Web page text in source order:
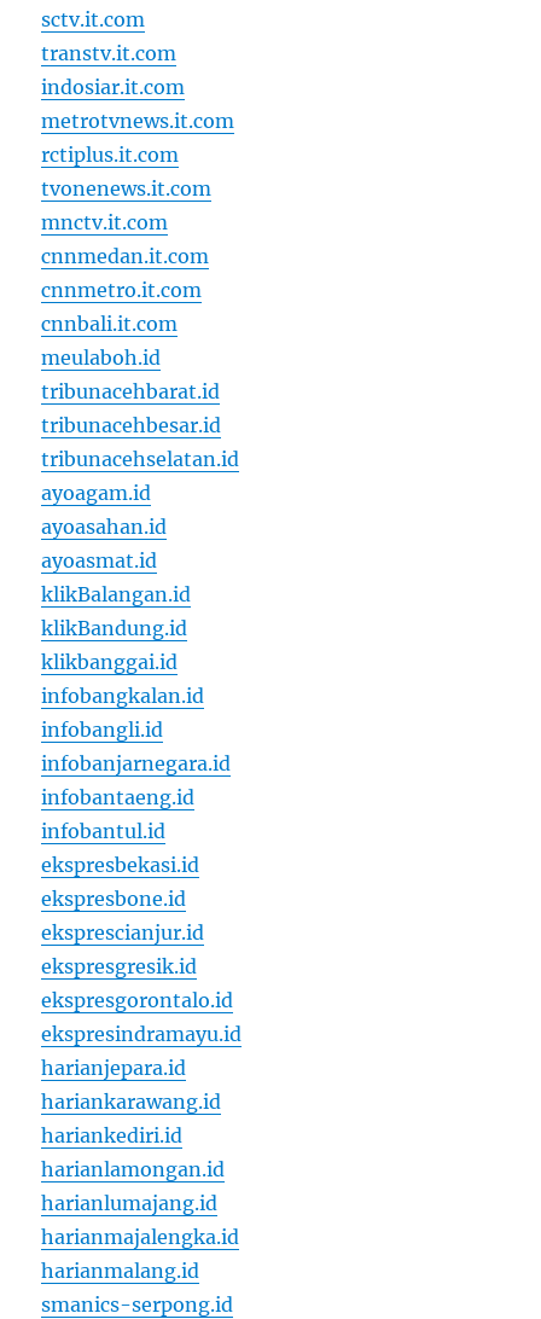
sctv.it.com
transtv.it.com
indosiar.it.com
metrotvnews.it.com
rctiplus.it.com
tvonenews.it.com
mnctv.it.com
cnnmedan.it.com
cnnmetro.it.com
cnnbali.it.com
meulaboh.id
tribunacehbarat.id
tribunacehbesar.id
tribunacehselatan.id
ayoagam.id
ayoasahan.id
ayoasmat.id
klikBalangan.id
klikBandung.id
klikbanggai.id
infobangkalan.id
infobangli.id
infobanjarnegara.id
infobantaeng.id
infobantul.id
ekspresbekasi.id
ekspresbone.id
eksprescianjur.id
ekspresgresik.id
ekspresgorontalo.id
ekspresindramayu.id
harianjepara.id
hariankarawang.id
hariankediri.id
harianlamongan.id
harianlumajang.id
harianmajalengka.id
harianmalang.id
smanics-serpong.id